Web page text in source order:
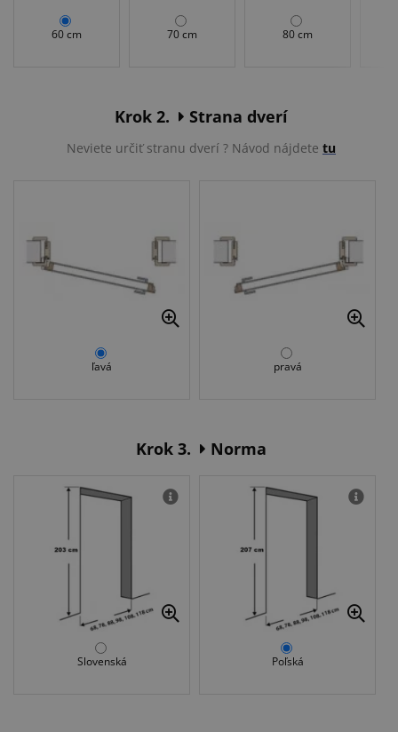
60 cm 70 cm 80 cm
Krok 2. Strana dverí
Neviete určiť stranu dverí ? Návod nájdete tu
ľavá pravá
Krok 3. Norma
Slovenská Poľská